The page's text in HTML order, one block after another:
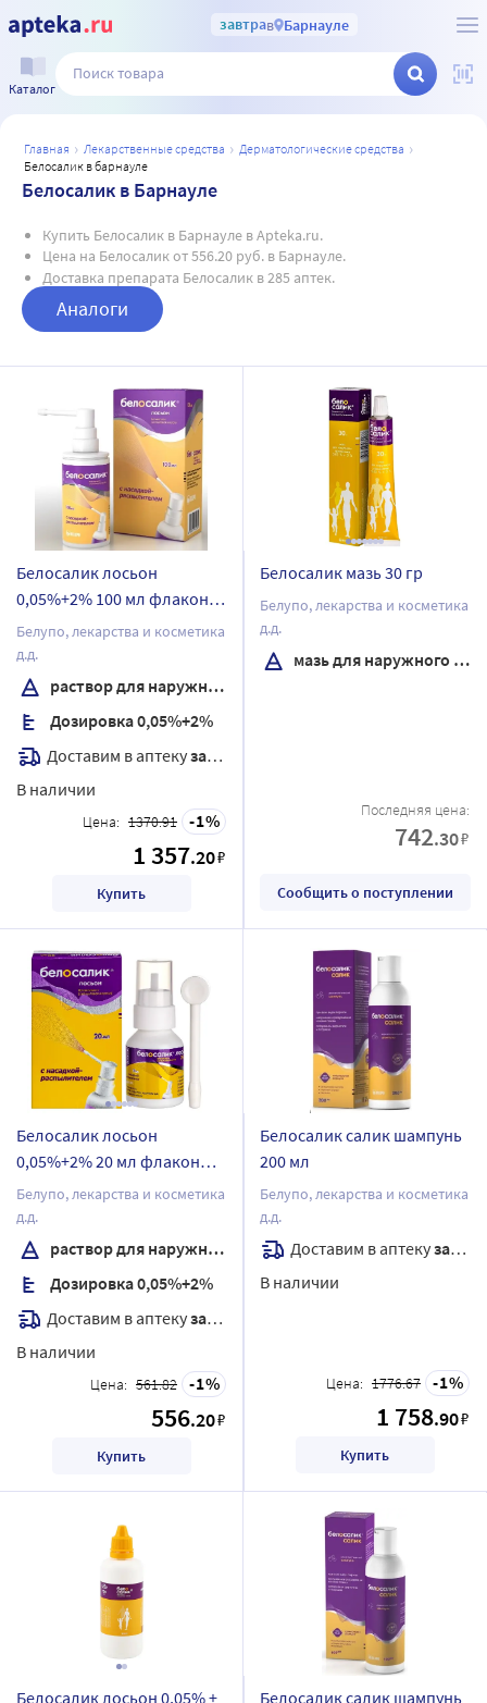
завтрав Барнауле
Каталог
главная лекарственные средства
дерматологические средства
белосалик в барнауле
Белосалик в Барнауле
Купить Белосалик в Барнауле в Apteka.ru.
Цена на Белосалик от 556.20 руб. в Барнауле.
Доставка препарата Белосалик в 285 аптек.
Аналоги
Белосалик лосьон
0,05%+2% 100 мл флакон
раствор для наружного
применения в комплекте с
насадкой-распылителем
Белупо, лекарства и косметика
д.д.
раствор для наружного применения
Дозировка 0,05%+2%
Доставим в аптекузавтра
В наличии
Цена: 1370.91 1
1 357.20₽
Купить
Белосалик мазь 30 гр
Белупо, лекарства и косметика
д.д.
мазь для наружного применения
Последняя цена:
742.30₽
Сообщить о поступлении
Белосалик лосьон
0,05%+2% 20 мл флакон
раствор для наружного
применения в комплекте с
насадкой-распылителем
Белупо, лекарства и косметика
д.д.
раствор для наружного применения
Дозировка 0,05%+2%
Доставим в аптекузавтра
В наличии
Цена: 561.82 1
556.20₽
Купить
Белосалик салик шампунь
200 мл
Белупо, лекарства и косметика
д.д.
Доставим в аптекузавтра
В наличии
Цена: 1776.67 1
1 758.90₽
Купить
Белосалик лосьон 0,05% +
Белосалик салик шампунь